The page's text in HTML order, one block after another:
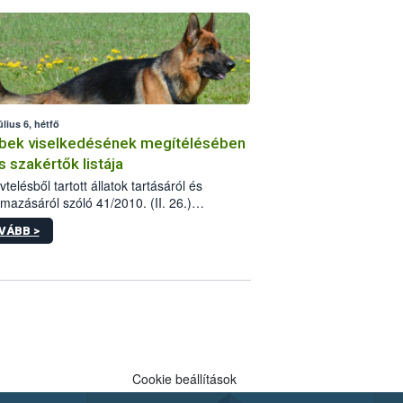
6, hétfő
viselkedésének megítélésében
szakértők listája
tartott állatok tartásáról és
szóló 41/2010. (II. 26.)
szabályozza az eb okozta fizikai
illetve ennek veszélye keletkezésekor
>
Cookie beállítások